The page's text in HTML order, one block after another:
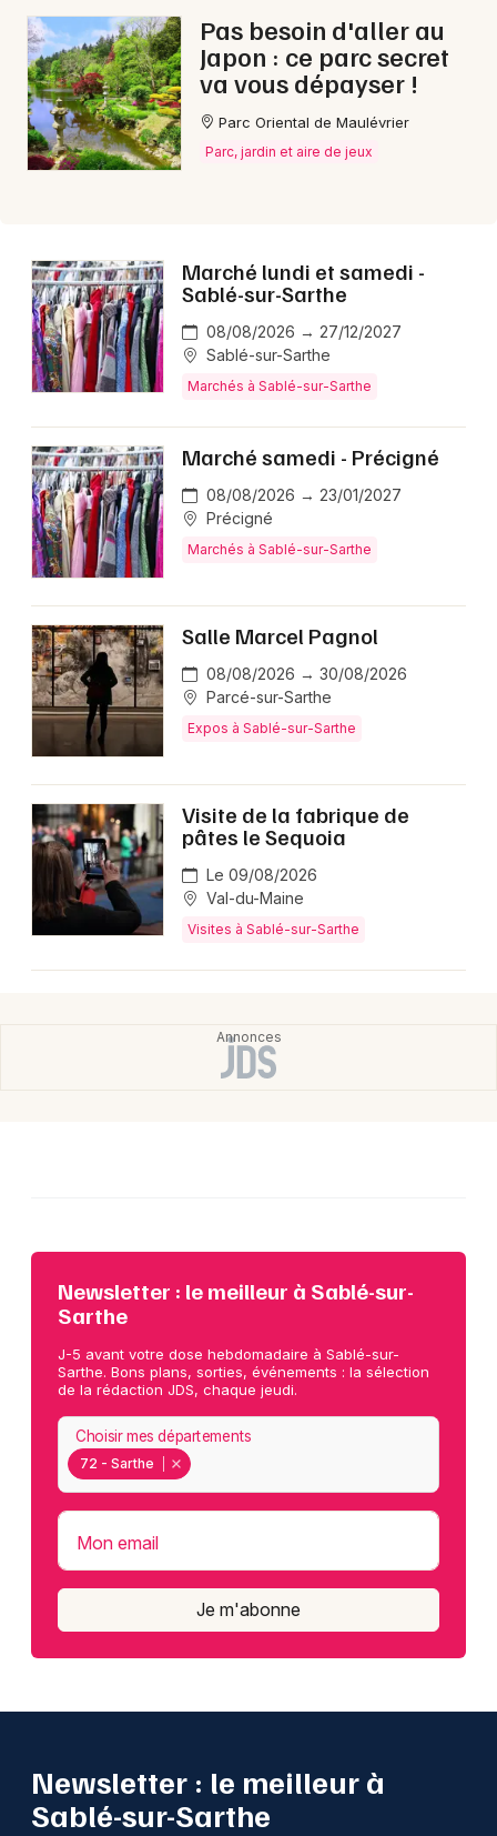
Pas besoin d'aller au
Japon : ce parc secret
va vous dépayser !
Parc Oriental de Maulévrier
Parc, jardin et aire de jeux
Marché lundi et samedi -
Sablé-sur-Sarthe
08/08/2026 → 27/12/2027
Sablé-sur-Sarthe
Marchés à Sablé-sur-Sarthe
Marché samedi - Précigné
08/08/2026 → 23/01/2027
Précigné
Marchés à Sablé-sur-Sarthe
Salle Marcel Pagnol
08/08/2026 → 30/08/2026
Parcé-sur-Sarthe
Expos à Sablé-sur-Sarthe
Visite de la fabrique de
pâtes le Sequoia
Le 09/08/2026
Val-du-Maine
Visites à Sablé-sur-Sarthe
Newsletter : le meilleur à Sablé-sur-
Sarthe
J-5 avant votre dose hebdomadaire à Sablé-sur-
Sarthe. Bons plans, sorties, événements : la sélection
de la rédaction JDS, chaque jeudi.
72 - Sarthe
Choisir mes départements
Mon email
Je m'abonne
Newsletter : le meilleur à
Sablé-sur-Sarthe